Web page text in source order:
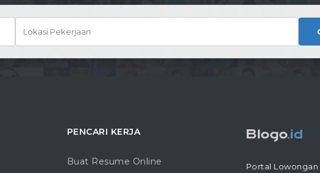
PENCARI KERJA
Buat Resume Online
Portal Lowongan